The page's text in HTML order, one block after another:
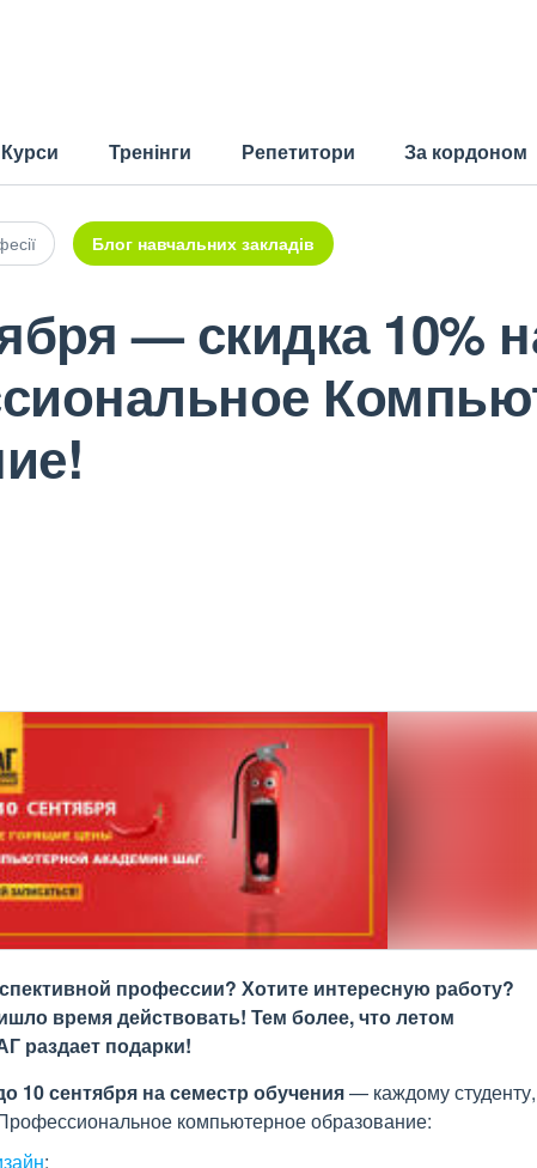
Курси Тренінги Репетитори За кордоном
Блог навчальних закладів
— скидка 10%
профессии? Хотите интересную работу?
время действовать! Тем более, что летом
раздает подарки!
10 сентября на семестр обучения— каждому студенту,
компьютерное образование:
;